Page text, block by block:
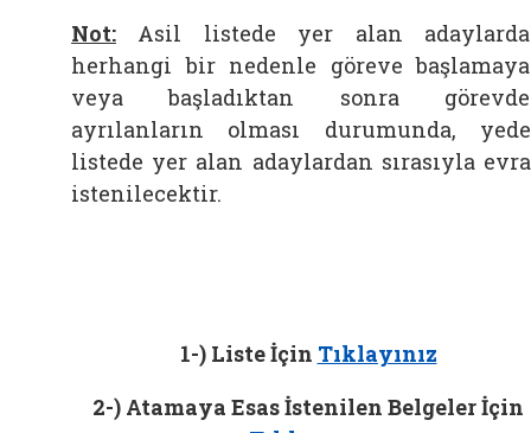
Not: Asil listede yer alan
herhangi bir nedenle göreve
veya başladıktan sonra
ayrılanların olması durumunda,
listede yer alan adaylardan sırasıyla
istenilecektir.
1-) Liste İçin Tıklayınız
2-) Atamaya Esas İstenilen Belgeler İçin